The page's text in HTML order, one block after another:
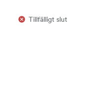
Tillfälligt slut